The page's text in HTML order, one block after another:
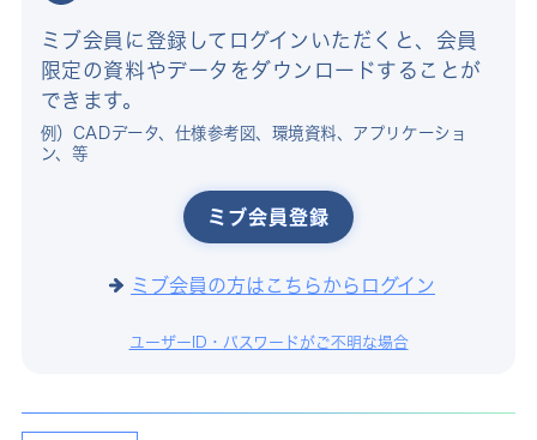
ミブ会員に登録してログインいただくと、会員
限定の資料やデータをダウンロードすることが
できます。
例）CADデータ、仕様参考図、環境資料、アプリケーショ
ン、等
ミブ会員登録
ミブ会員の方はこちらからログイン
ユーザーID・パスワードがご不明な場合